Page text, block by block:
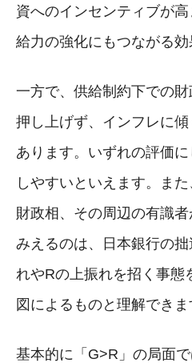
資へのインセンティブが
給力の強化にもつながる効
一方で、供給制約下での
押し上げず、インフレに
あります。いずれの評価
しやすいといえます。ま
財政相、その周辺の有識
みえるのは、日本銀行の
れやRの上振れを招く事態
図によるものと理解できま
基本的に「G>R」の局面